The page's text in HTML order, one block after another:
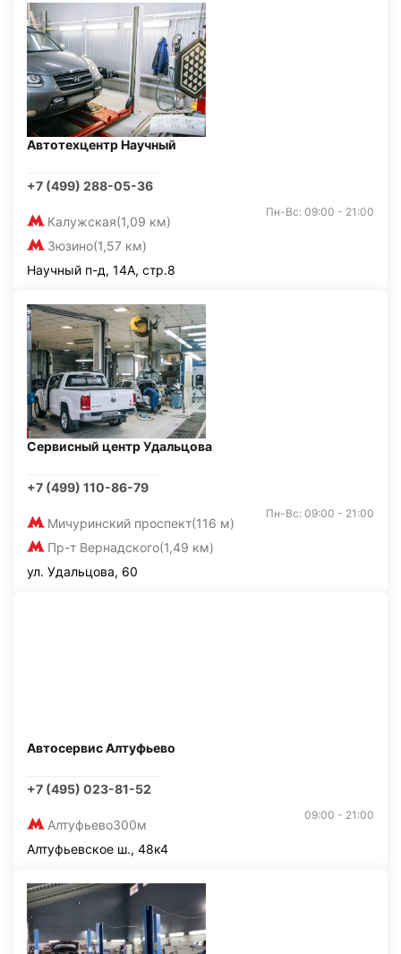
Автотехцентр Научный
+7 (499) 288-05-36
Калужская(1,09 км)
Зюзино(1,57 км)
Пн-Вс: 09:00 - 21:00
Научный п-д, 14А, стр.8
Сервисный центр Удальцова
+7 (499) 110-86-79
Мичуринский проспект(116 м)
Пр-т Вернадского(1,49 км)
Пн-Вс: 09:00 - 21:00
ул. Удальцова, 60
Автосервис Алтуфьево
+7 (495) 023-81-52
Алтуфьево300м
09:00 - 21:00
Алтуфьевское ш., 48к4